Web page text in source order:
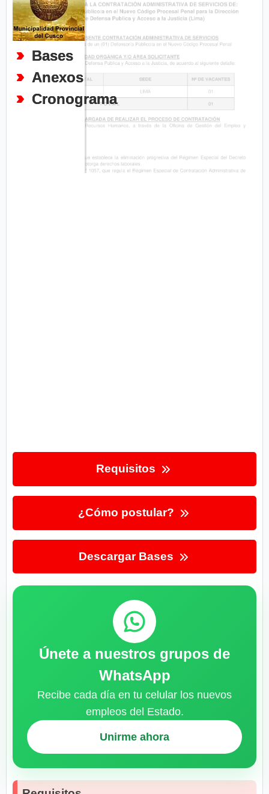
Bases
Anexos
Cronograma
Requisitos
¿Cómo postular?
Descargar Bases
Únete a nuestros grupos de
WhatsApp
Recibe cada día en tu celular los nuevos
empleos del Estado.
Unirme ahora